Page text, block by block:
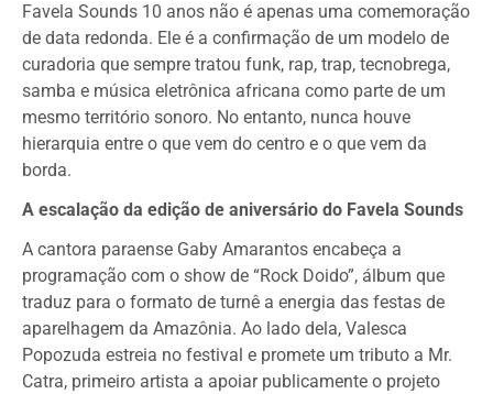
Favela Sounds 10 anos não é apenas uma comemoração
de data redonda. Ele é a confirmação de um modelo de
curadoria que sempre tratou funk, rap, trap, tecnobrega,
samba e música eletrônica africana como parte de um
mesmo território sonoro. No entanto, nunca houve
hierarquia entre o que vem do centro e o que vem da
borda.
A escalação da edição de aniversário do Favela Sounds
A cantora paraense Gaby Amarantos encabeça a
programação com o show de “Rock Doido”, álbum que
traduz para o formato de turnê a energia das festas de
aparelhagem da Amazônia. Ao lado dela, Valesca
Popozuda estreia no festival e promete um tributo a Mr.
Catra, primeiro artista a apoiar publicamente o projeto